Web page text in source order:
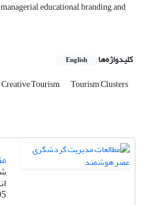
educational, branding, and
کلیدواژه‌ها English
Creative Tourism Tourism Clusters